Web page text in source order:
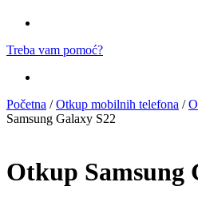
Treba vam pomoć?
Početna /Otkup mobilnih telefona /
Samsung Galaxy S22
Otkup Samsung